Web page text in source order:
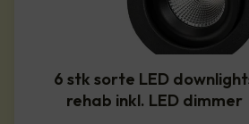
6 stk sorte LED
rehab inkl. LED dimmer